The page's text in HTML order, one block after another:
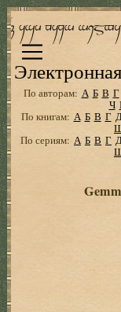
По авторам: А Б В Г
Ч
По книгам: А Б В Г
По сериям: А Б В Г